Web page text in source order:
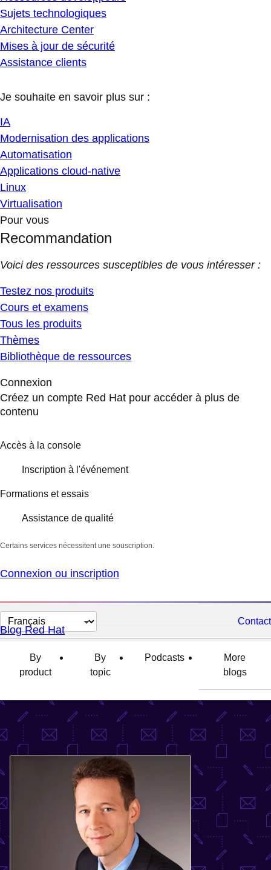
Sujets technologiques
Architecture Center
Mises à jour de sécurité
Assistance clients
Je souhaite en savoir plus sur :
IA
Modernisation des applications
Automatisation
Applications cloud-native
Linux
Virtualisation
Pour vous
Recommandation
Voici des ressources susceptibles de vous intéresser :
Testez nos produits
Cours et examens
Tous les produits
Thèmes
Bibliothèque de ressources
Connexion
Créez un compte Red Hat pour accéder à plus de
contenu
Accès à la console
Inscription à l'événement
Formations et essais
Assistance de qualité
Certains services nécessitent une souscription.
Connexion ou inscription
Changer
la
langue
Contact
Blog Red Hat
By
product
By
topic
Podcasts
More
blogs